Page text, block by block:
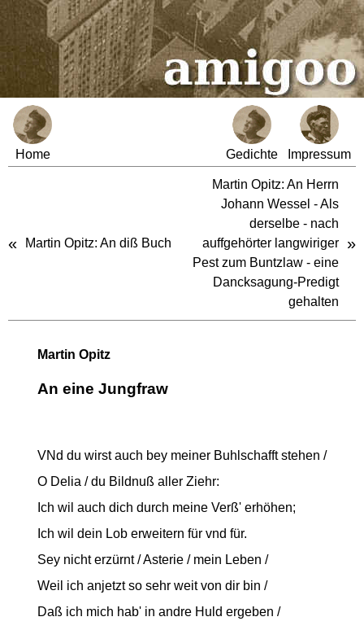
Home Gedichte Impressum
« Martin Opitz: An diß Buch
Martin Opitz: An Herrn
Johann Wessel - Als
derselbe - nach
auffgehörter langwiriger
Pest zum Buntzlaw - eine
Dancksagung-Predigt
gehalten
»
Martin Opitz
An eine Jungfraw
VNd du wirst auch bey meiner Buhlschafft stehen /
O Delia / du Bildnuß aller Ziehr:
Ich wil auch dich durch meine Verß' erhöhen;
Ich wil dein Lob erweitern für vnd für.
Sey nicht erzürnt / Asterie / mein Leben /
Weil ich anjetzt so sehr weit von dir bin /
Daß ich mich hab' in andre Huld ergeben /